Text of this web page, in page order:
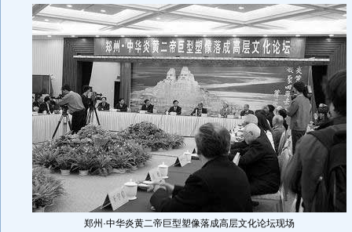
郑州·中华炎黄二帝巨型塑像落成高层文化论坛现场